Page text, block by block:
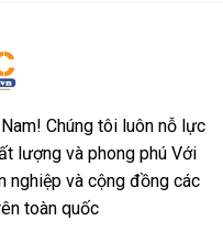
Chúng tôi luôn nỗ lực
lượng và phong phú Với
nghiệp và cộng đồng các
toàn quốc